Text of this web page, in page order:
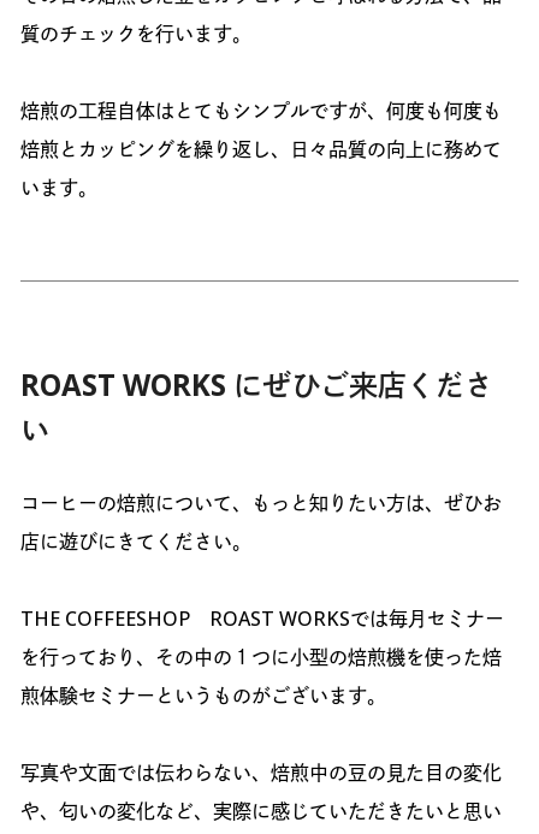
質のチェックを行います。
焙煎の工程自体はとてもシンプルですが、何度も何度も
焙煎とカッピングを繰り返し、日々品質の向上に務めて
います。
ROAST WORKS にぜひご来店くださ
い
コーヒーの焙煎について、もっと知りたい方は、ぜひお
店に遊びにきてください。
THE COFFEESHOP ROAST WORKSでは毎月セミナー
を行っており、その中の１つに小型の焙煎機を使った焙
煎体験セミナーというものがございます。
写真や文面では伝わらない、焙煎中の豆の見た目の変化
や、匂いの変化など、実際に感じていただきたいと思い